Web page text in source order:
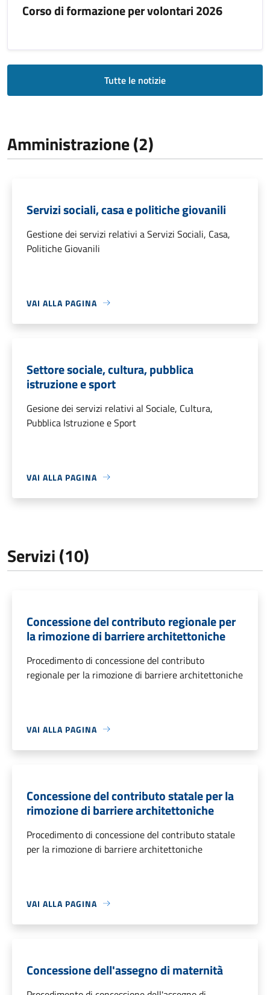
Corso di formazione per volontari 2026
Tutte le notizie
Amministrazione (2)
Servizi sociali, casa e politiche giovanili
Gestione dei servizi relativi a Servizi Sociali, Casa,
Politiche Giovanili
VAI ALLA PAGINA
Settore sociale, cultura, pubblica
istruzione e sport
Gesione dei servizi relativi al Sociale, Cultura,
Pubblica Istruzione e Sport
VAI ALLA PAGINA
Servizi (10)
Concessione del contributo regionale per
la rimozione di barriere architettoniche
Procedimento di concessione del contributo
regionale per la rimozione di barriere architettoniche
VAI ALLA PAGINA
Concessione del contributo statale per la
rimozione di barriere architettoniche
Procedimento di concessione del contributo statale
per la rimozione di barriere architettoniche
VAI ALLA PAGINA
Concessione dell'assegno di maternità